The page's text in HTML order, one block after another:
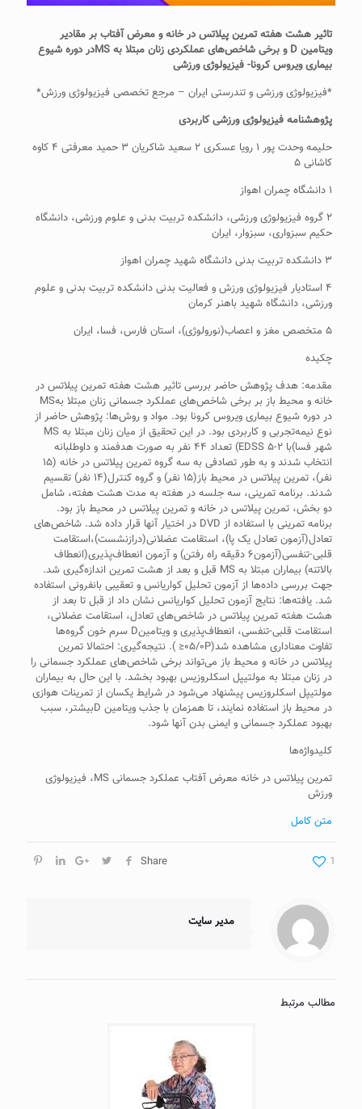
تاثیر هشت هفته تمرین پیلاتس در خانه و معرض آفتاب بر مقادیر
ویتامین D و برخی شاخص‌های عملکردی زنان مبتلا به MSدر دوره شیوع
بیماری ویروس کرونا- فیزیولوژی ورزشی
*فیزیولوژی ورزشی و تندرستی ایران – مرجع تخصصی فیزیولوژی ورزش*
پژوهشنامه فیزیولوژی ورزشی کاربردی
حلیمه وحدت پور ۱ رویا عسکری ۲ سعید شاکریان ۳ حمید معرفتی ۴ کاوه
کاشانی ۵
۱ دانشگاه چمران اهواز
۲ گروه فیزیولوژی ورزشی، دانشکده تربیت بدنی و علوم ورزشی، دانشگاه
حکیم سبزواری، سبزوار، ایران
۳ دانشکده تربیت بدنی دانشگاه شهید چمران اهواز
۴ استادیار فیزیولوژی ورزش و فعالیت بدنی دانشکده تربیت بدنی و علوم
ورزشی، دانشگاه شهید باهنر کرمان
۵ متخصص مغز و اعصاب(نورولوژی)، استان فارس، فسا، ایران
چکیده
مقدمه: هدف پژوهش حاضر بررسی تاثیر هشت هفته تمرین پیلاتس در
خانه و محیط باز بر برخی شاخص‌های عملکرد جسمانی زنان مبتلا بهMS
در دوره شیوع بیماری ویروس کرونا بود. مواد و روش‌ها: پژوهش حاضر از
نوع نیمه‌تجربی و کاربردی بود. در این تحقیق از میان زنان مبتلا به MS
شهر فسا)با ۲-۵ EDSS) تعداد ۴۴ نفر به صورت هدفمند و داوطلبانه
انتخاب شدند و به طور تصادفی به سه گروه تمرین پیلاتس در خانه (۱۵
نفر)، تمرین پیلاتس در محیط باز(۱۵ نفر) و گروه کنترل(۱۴ نفر) تقسیم
شدند. برنامه تمرینی، سه جلسه در هفته به مدت هشت هفته، شامل
دو بخش، تمرین پیلاتس در خانه و تمرین پیلاتس در محیط باز بود.
برنامه تمرینی با استفاده از DVD در اختیار آنها قرار داده شد. شاخص‌های
تعادل(آزمون تعادل یک پا)، استقامت عضلانی(درازنشست)،استقامت
قلبی-تنفسی(آزمون۶ دقیقه راه رفتن) و آزمون انعطاف‌پذیری(انعطاف
بالاتنه) بیماران مبتلا به MS قبل و بعد از هشت تمرین اندازه‌گیری شد.
جهت بررسی داده‌ها از آزمون تحلیل کواریانس و تعقیبی بانفرونی استفاده
شد. یافته‌ها: نتایج آزمون تحلیل کواریانس نشان داد از قبل تا بعد از
هشت هفته تمرین پیلاتس در شاخص‌های تعادل، استقامت عضلانی،
استقامت قلبی-تنفسی، انعطاف‌پذیری و ویتامینD سرم خون گروه‌ها
تفاوت معناداری مشاهده شد(۰۵/۰P≤ ). نتیجه‌گیری: احتمالا تمرین
پیلاتس در خانه و محیط باز می‌تواند برخی شاخص‌های‌ عملکرد جسمانی را
در زنان مبتلا به مولتیپل اسکلروزیس بهبود بخشد. با این حال به بیماران
مولتیپل اسکلروزیس پیشنهاد می‌شود در شرایط یکسان از تمرینات هوازی
در محیط باز استفاده نمایند، تا همزمان با جذب ویتامین Dبیشتر، سبب
بهبود عملکرد جسمانی و ایمنی بدن آنها شود.
کلیدواژه‌ها
تمرین پیلاتس در خانه معرض آفتاب عملکرد جسمانی MS، فیزیولوژی
ورزش
متن کامل
Share 1
مدیر سایت
مطالب مرتبط